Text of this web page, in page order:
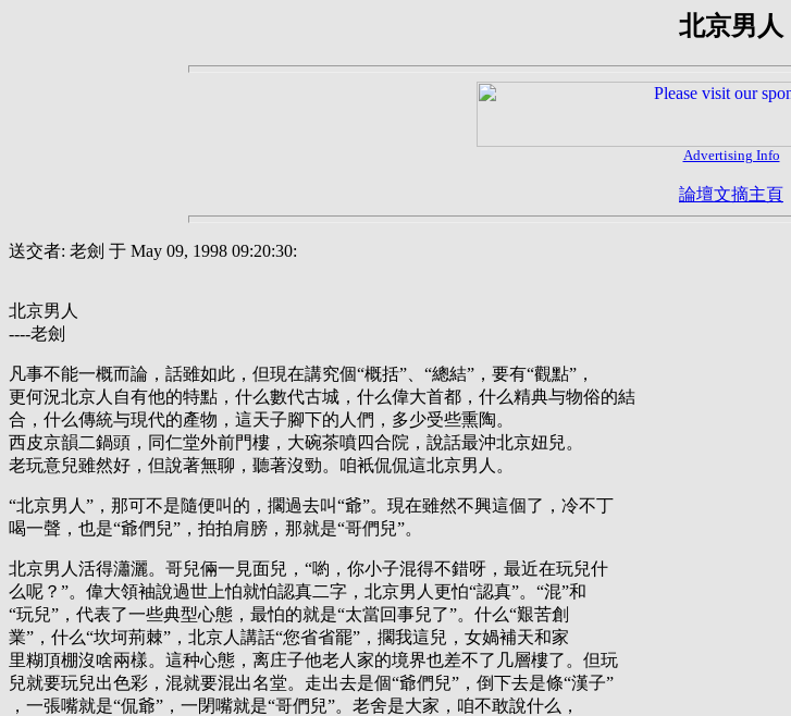
北京男人
Advertising Info
論壇文摘主頁
送交者: 老劍 于 May 09, 1998 09:20:30:
北京男人
----老劍
凡事不能一概而論，話雖如此，但現在講究個“概括”、“總結”，要有“觀點”，
更何況北京人自有他的特點，什么數代古城，什么偉大首都，什么精典与物俗的結
合，什么傳統与現代的產物，這天子腳下的人們，多少受些熏陶。
西皮京韻二鍋頭，同仁堂外前門樓，大碗茶噴四合院，說話最沖北京妞兒。
老玩意兒雖然好，但說著無聊，聽著沒勁。咱衹侃侃這北京男人。
“北京男人”，那可不是隨便叫的，擱過去叫“爺”。現在雖然不興這個了，冷不丁
喝一聲，也是“爺們兒”，拍拍肩膀，那就是“哥們兒”。
北京男人活得瀟灑。哥兒倆一見面兒，“喲，你小子混得不錯呀，最近在玩兒什
么呢？”。偉大領袖說過世上怕就怕認真二字，北京男人更怕“認真”。“混”和
“玩兒”，代表了一些典型心態，最怕的就是“太當回事兒了”。什么“艱苦創
業”，什么“坎坷荊棘”，北京人講話“您省省罷”，擱我這兒，女媧補天和家
里糊頂棚沒啥兩樣。這种心態，离庄子他老人家的境界也差不了几層樓了。但玩
兒就要玩兒出色彩，混就要混出名堂。走出去是個“爺們兒”，倒下去是條“漢子”
，一張嘴就是“侃爺”，一閉嘴就是“哥們兒”。老舍是大家，咱不敢說什么，